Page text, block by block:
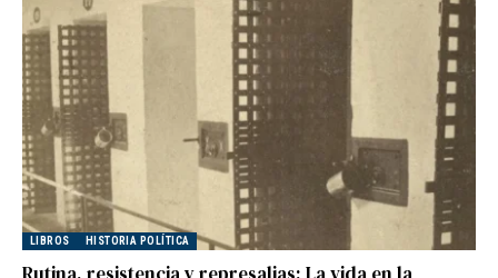
LIBROS HISTORIA POLÍTICA